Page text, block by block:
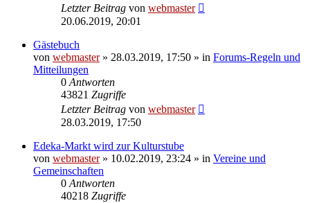
Letzter Beitrag von webmaster
20.06.2019, 20:01
Gästebuch
von webmaster» 28.03.2019, 17:50 » in Forums-Regeln und
Mitteilungen
0 Antworten
43821 Zugriffe
Letzter Beitrag von webmaster
28.03.2019, 17:50
Edeka-Markt wird zur Kulturstube
von webmaster» 10.02.2019, 23:24 » in Vereine und
Gemeinschaften
0 Antworten
40218 Zugriffe